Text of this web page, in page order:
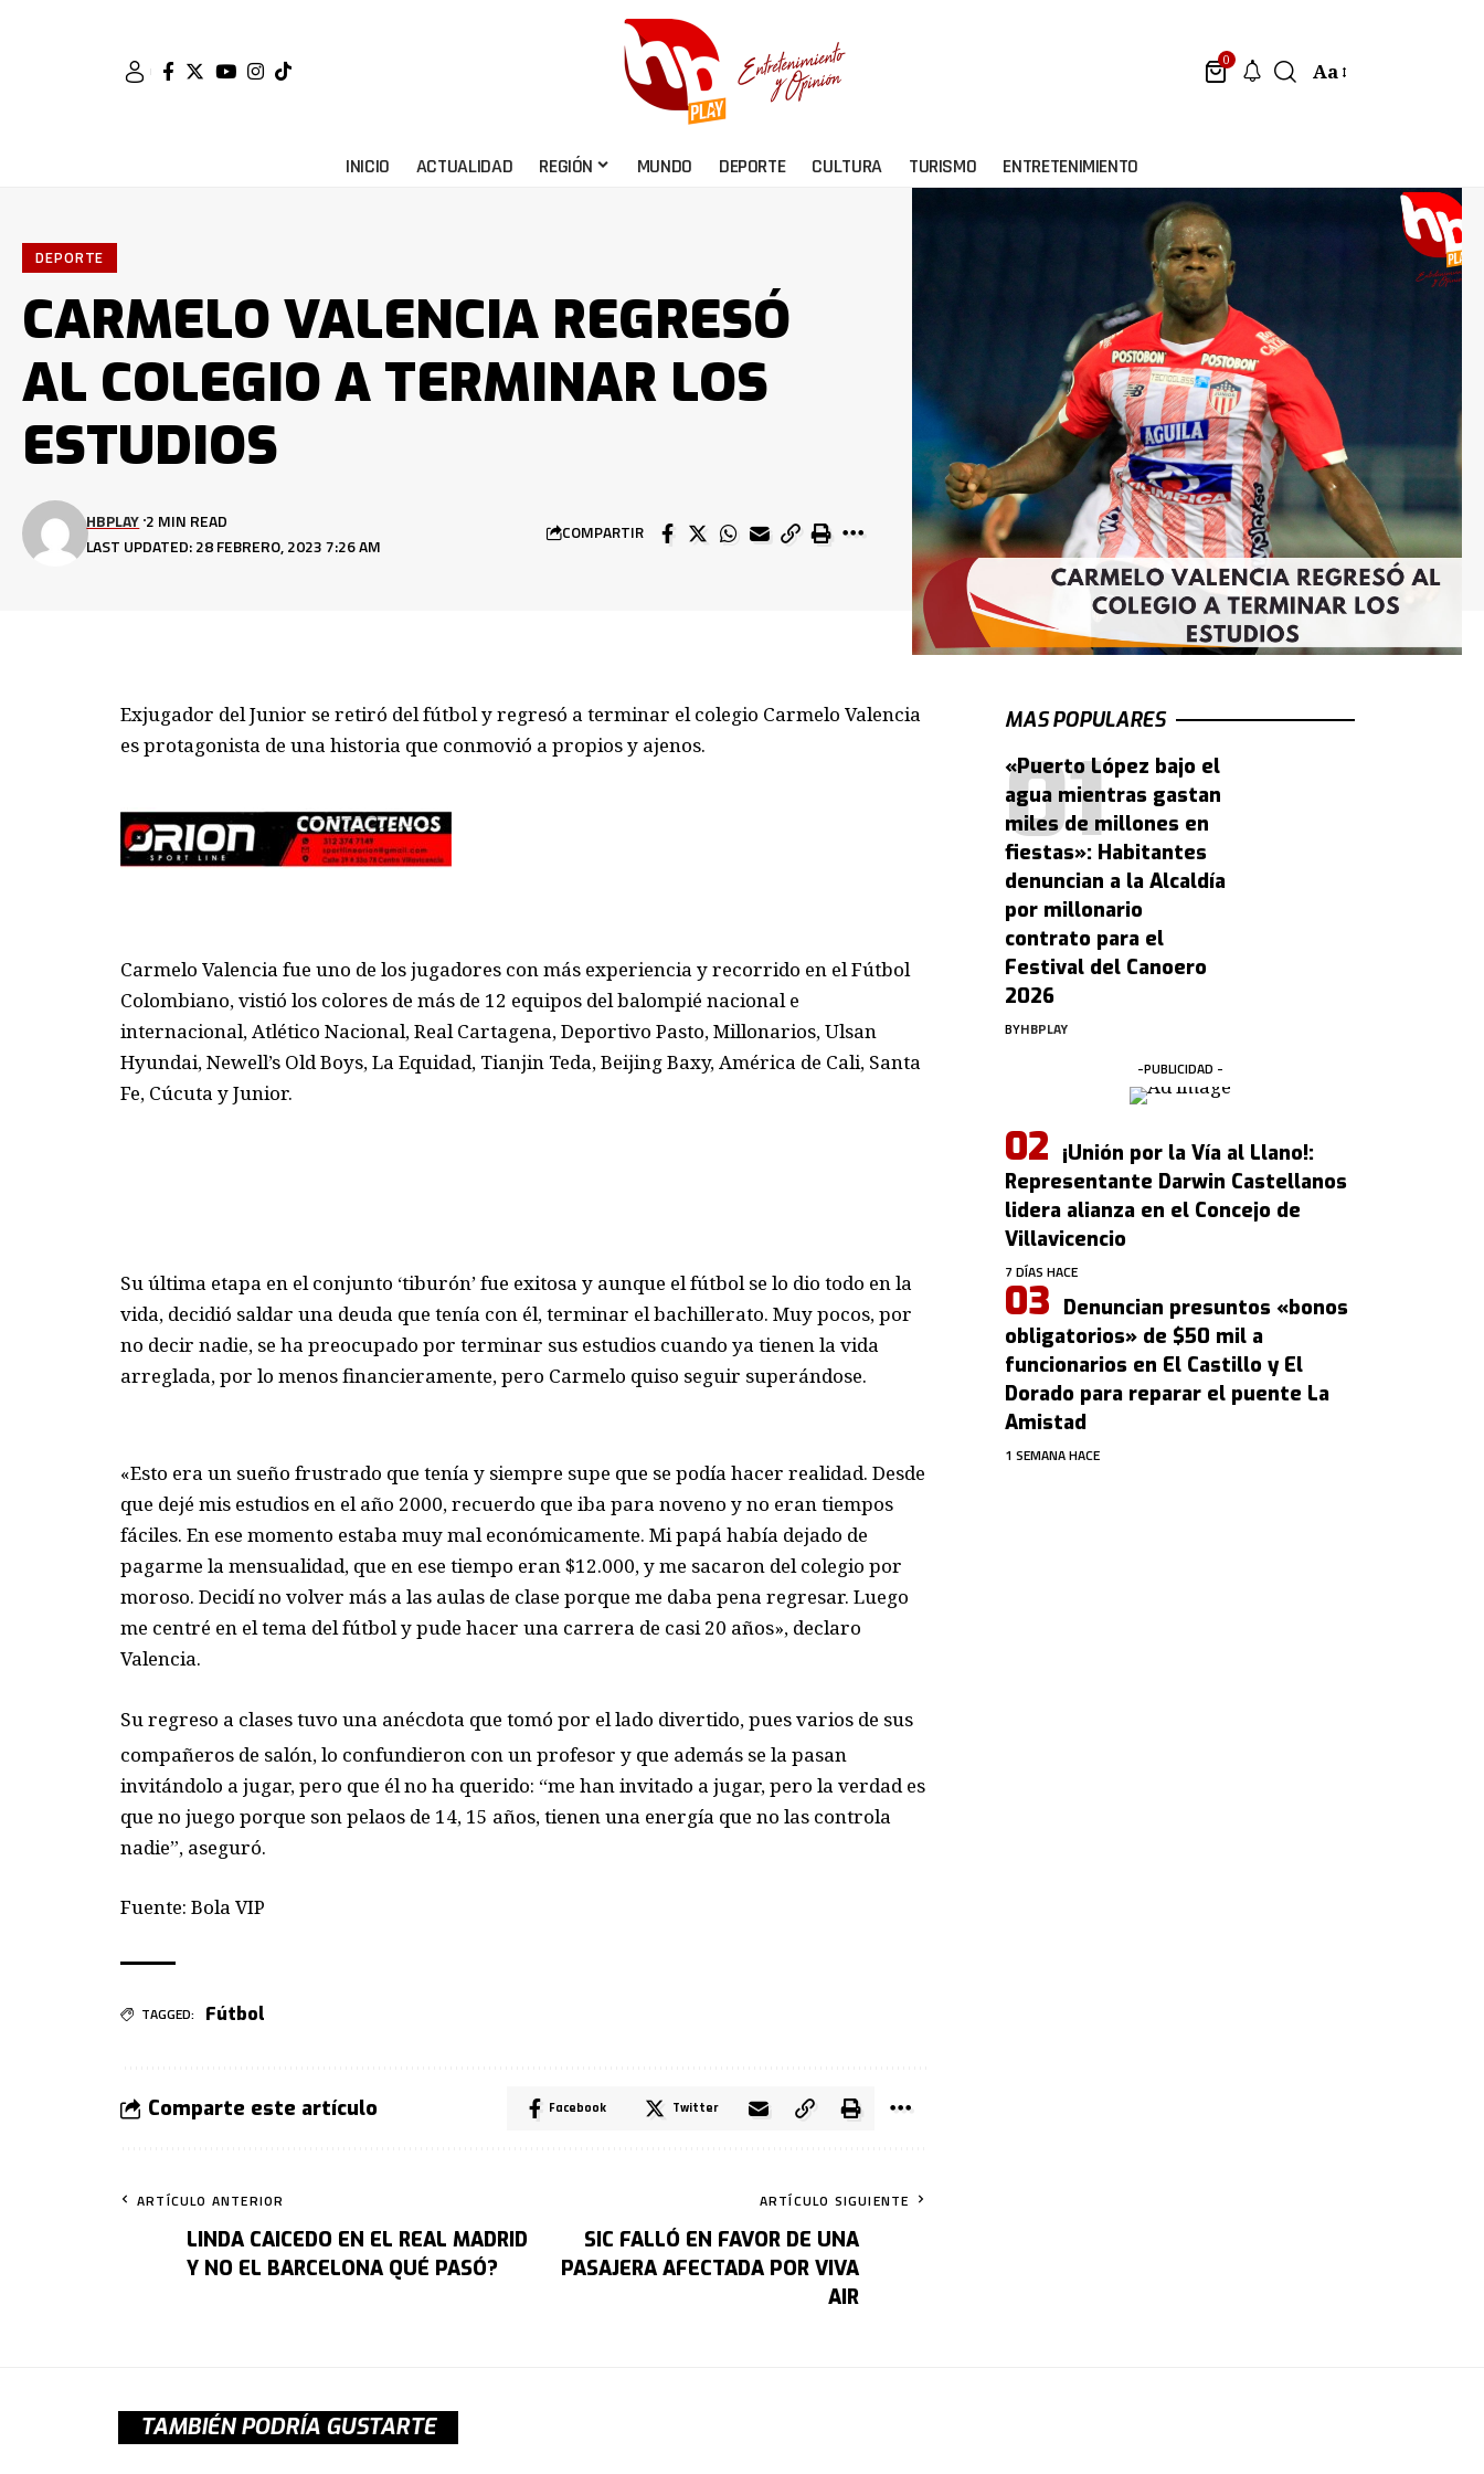
0 Aa
INICIO ACTUALIDAD REGIÓN MUNDO DEPORTE CULTURA TURISMO ENTRETENIMIENTO
DEPORTE
CARMELO VALENCIA REGRESÓ
AL COLEGIO A TERMINAR LOS
ESTUDIOS
LAST UPDATED: 28 FEBRERO, 2023 7:26 AM
HBPLAY 2 MIN READ
COMPARTIR
Exjugador del Junior se retiró del fútbol y regresó a terminar el colegio Carmelo Valencia
es protagonista de una historia que conmovió a propios y ajenos.
Carmelo Valencia fue uno de los jugadores con más experiencia y recorrido en el Fútbol
Colombiano, vistió los colores de más de 12 equipos del balompié nacional e
internacional, Atlético Nacional, Real Cartagena, Deportivo Pasto, Millonarios, Ulsan
Hyundai, Newell’s Old Boys, La Equidad, Tianjin Teda, Beijing Baxy, América de Cali, Santa
Fe, Cúcuta y Junior.
Su última etapa en el conjunto ‘tiburón’ fue exitosa y aunque el fútbol se lo dio todo en la
vida, decidió saldar una deuda que tenía con él, terminar el bachillerato. Muy pocos, por
no decir nadie, se ha preocupado por terminar sus estudios cuando ya tienen la vida
arreglada, por lo menos financieramente, pero Carmelo quiso seguir superándose.
«Esto era un sueño frustrado que tenía y siempre supe que se podía hacer realidad. Desde
que dejé mis estudios en el año 2000, recuerdo que iba para noveno y no eran tiempos
fáciles. En ese momento estaba muy mal económicamente. Mi papá había dejado de
pagarme la mensualidad, que en ese tiempo eran $12.000, y me sacaron del colegio por
moroso. Decidí no volver más a las aulas de clase porque me daba pena regresar. Luego
me centré en el tema del fútbol y pude hacer una carrera de casi 20 años», declaro
Valencia.
Su regreso a clases tuvo una anécdota que tomó por el lado divertido, pues varios de sus
compañeros de salón, lo confundieron con un profesor y que además se la pasan
invitándolo a jugar, pero que él no ha querido: “me han invitado a jugar, pero la verdad es
que no juego porque son pelaos de 14, 15 años, tienen una energía que no las controla
nadie”, aseguró.
Fuente: Bola VIP
TAGGED: Fútbol
Comparte este artículo Facebook Twitter
ARTÍCULO ANTERIOR
LINDA CAICEDO EN EL REAL MADRID
Y NO EL BARCELONA QUÉ PASÓ?
ARTÍCULO SIGUIENTE
SIC FALLÓ EN FAVOR DE UNA
PASAJERA AFECTADA POR VIVA
AIR
MAS POPULARES
«Puerto López bajo el
agua mientras gastan
miles de millones en
fiestas»: Habitantes
denuncian a la Alcaldía
por millonario
contrato para el
Festival del Canoero
2026
BYHBPLAY
-PUBLICIDAD -
¡Unión por la Vía al Llano!:
Representante Darwin Castellanos
lidera alianza en el Concejo de
Villavicencio
7 DÍAS HACE
Denuncian presuntos «bonos
obligatorios» de $50 mil a
funcionarios en El Castillo y El
Dorado para reparar el puente La
Amistad
1 SEMANA HACE
TAMBIÉN PODRÍA GUSTARTE